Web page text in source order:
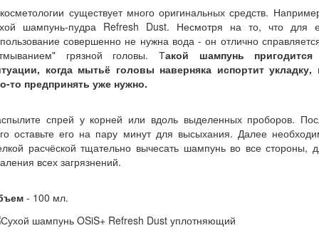
существует много оригинальных средств.
шампунь-пудра Refresh Dust. Несмотря на то, что для
совершенно не нужна вода - он отлично
грязной головы. Такой шампунь
когда мытьё головы наверняка испортит укладку,
то предпринять уже нужно.
спрей у корней или вдоль выделенных проборов.
оставьте его на пару минут для высыхания. Далее
расчёской тщательно вычесать шампунь во все стороны,
всех загрязнений.
- 100 мл.